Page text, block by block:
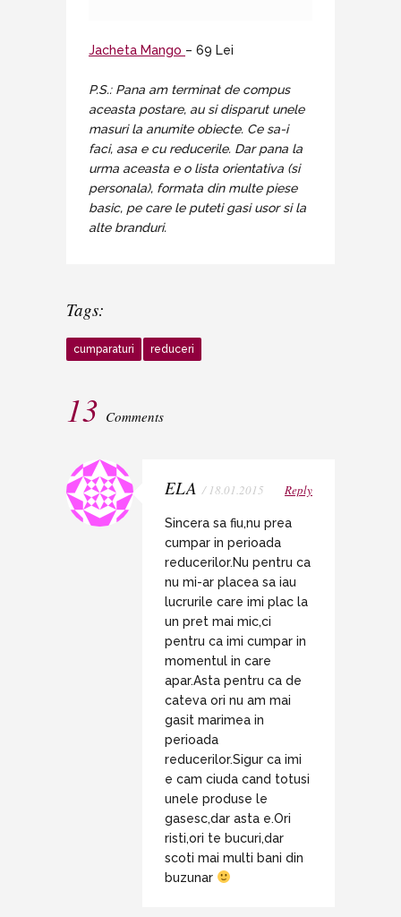
Jacheta Mango – 69 Lei
P.S.: Pana am terminat de compus
aceasta postare, au si disparut unele
masuri la anumite obiecte. Ce sa-i
faci, asa e cu reducerile. Dar pana la
urma aceasta e o lista orientativa (si
personala), formata din multe piese
basic, pe care le puteti gasi usor si la
alte branduri.
Tags:
cumparaturi reduceri
13 Comments
ELA / 18.01.2015 Reply
Sincera sa fiu,nu prea
cumpar in perioada
reducerilor.Nu pentru ca
nu mi-ar placea sa iau
lucrurile care imi plac la
un pret mai mic,ci
pentru ca imi cumpar in
momentul in care
apar.Asta pentru ca de
cateva ori nu am mai
gasit marimea in
perioada
reducerilor.Sigur ca imi
e cam ciuda cand totusi
unele produse le
gasesc,dar asta e.Ori
risti,ori te bucuri,dar
scoti mai multi bani din
buzunar